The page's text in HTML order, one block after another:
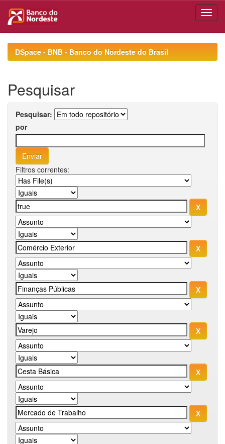
navigationDSpace - BNB - Banco do Nordeste do Brasil
Pesquisar
Pesquisar:
por
Filtros correntes: